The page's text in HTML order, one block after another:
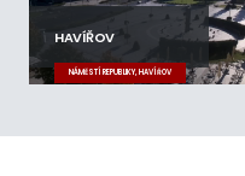
HAVÍŘOV
NÁMĚSTÍ REPUBLIKY, HAVÍŘOV